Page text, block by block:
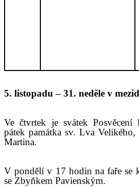
5. listopadu – 31. neděle v
Ve čtvrtek je svátek Posvěcení
pátek památka sv. Lva
Martina.
V pondělí v 17 hodin na faře se
se Zbyňkem Pavienským.